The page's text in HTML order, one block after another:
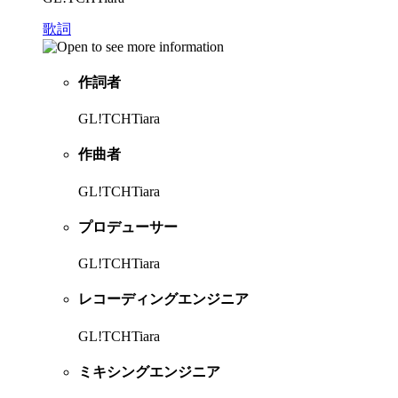
歌詞
作詞者
GL!TCHTiara
作曲者
GL!TCHTiara
プロデューサー
GL!TCHTiara
レコーディングエンジニア
GL!TCHTiara
ミキシングエンジニア